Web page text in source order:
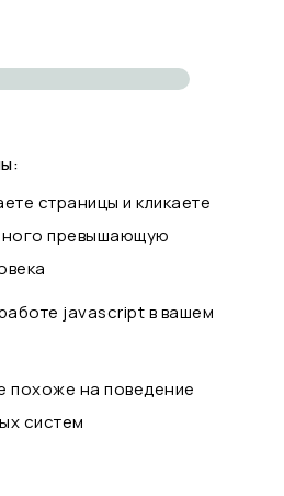
страницы и кликаете
превышающую
javascript в вашем
похоже на поведение
систем